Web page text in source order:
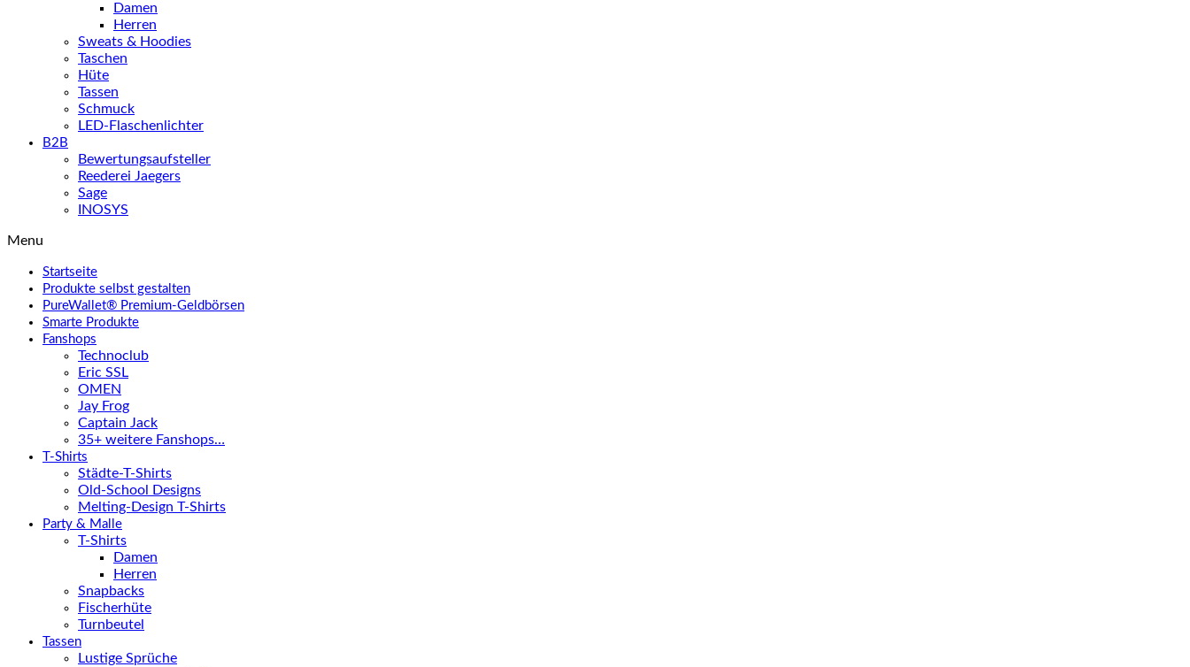
Damen
Herren
Sweats & Hoodies
Taschen
Hüte
Tassen
Schmuck
LED-Flaschenlichter
B2B
Bewertungsaufsteller
Reederei Jaegers
Sage
INOSYS
Menu
Startseite
Produkte selbst gestalten
PureWallet® Premium-Geldbörsen
Smarte Produkte
Fanshops
Technoclub
Eric SSL
OMEN
Jay Frog
Captain Jack
35+ weitere Fanshops…
T-Shirts
Städte-T-Shirts
Old-School Designs
Melting-Design T-Shirts
Party & Malle
T-Shirts
Damen
Herren
Snapbacks
Fischerhüte
Turnbeutel
Tassen
Lustige Sprüche